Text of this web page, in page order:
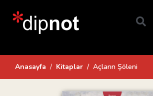
Anasayfa Kitaplar Açların Şöleni